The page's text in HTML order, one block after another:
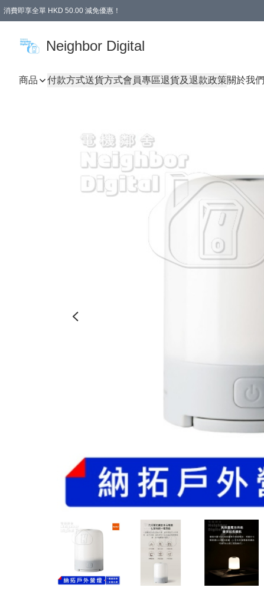
消費即享全單 HKD 50.00 減免優惠！
Neighbor Digital
商品 付款方式送貨方式會員專區退貨及退款政策關於我們